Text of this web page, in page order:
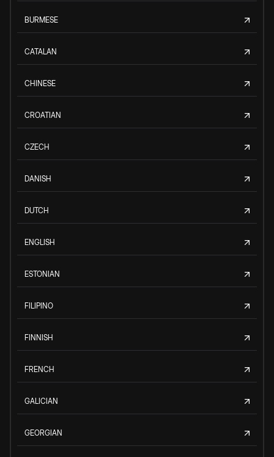
BURMESE
CATALAN
CHINESE
CROATIAN
CZECH
DANISH
DUTCH
ENGLISH
ESTONIAN
FILIPINO
FINNISH
FRENCH
GALICIAN
GEORGIAN